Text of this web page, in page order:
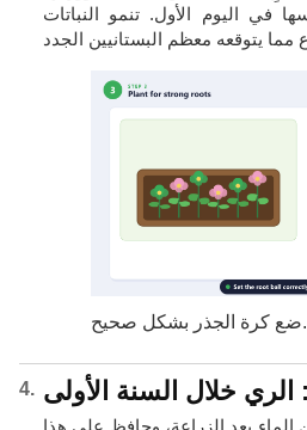
في اليوم الأول. تنمو النباتات
ضع كرة الجذر بشكل صحيح.
الري خلال السنة الأولى